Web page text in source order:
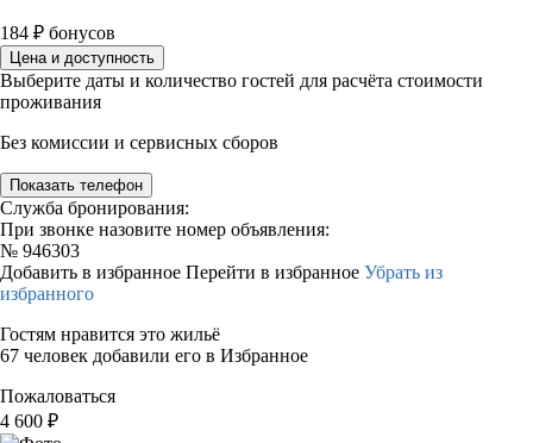
184 ₽ бонусов
Цена и доступность
Выберите даты и количество гостей для расчёта стоимости
проживания
Без комиссии и сервисных сборов
Показать телефон
Служба бронирования:
При звонке назовите номер объявления:
№ 946303
Добавить в избранное Перейти в избранное Убрать из
избранного
Гостям нравится это жильё
67 человек добавили его в Избранное
Пожаловаться
4 600 ₽